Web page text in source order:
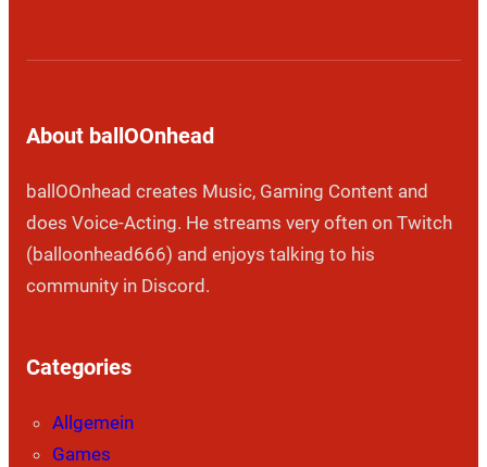
About ballOOnhead
ballOOnhead creates Music, Gaming Content and
does Voice-Acting. He streams very often on Twitch
(balloonhead666) and enjoys talking to his
community in Discord.
Categories
Allgemein
Games